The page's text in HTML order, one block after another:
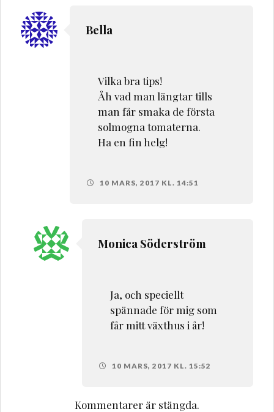
Bella
Vilka bra tips!
Åh vad man längtar tills
man får smaka de första
solmogna tomaterna.
Ha en fin helg!
10 MARS, 2017 KL. 14:51
Monica Söderström
Ja, och speciellt
spännade för mig som
får mitt växthus i år!
10 MARS, 2017 KL. 15:52
Kommentarer är stängda.